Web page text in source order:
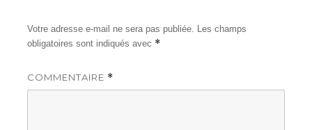
Votre adresse e-mail ne sera pas publiée. Les champs
obligatoires sont indiqués avec *
COMMENTAIRE *